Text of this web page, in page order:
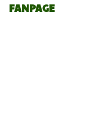
FANPAGE